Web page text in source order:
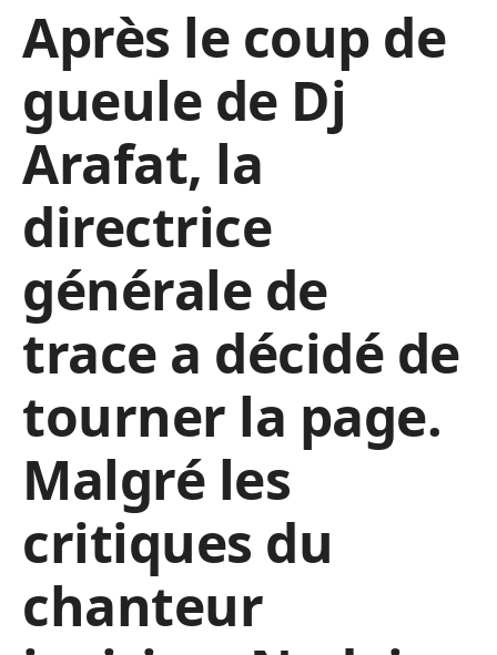
Après le coup de
gueule de Dj
Arafat, la
directrice
générale de
trace a décidé de
tourner la page.
Malgré les
critiques du
chanteur